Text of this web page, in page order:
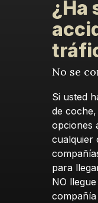
¿Ha
No se
Si usted
de
opciones
cualquier
para
NO